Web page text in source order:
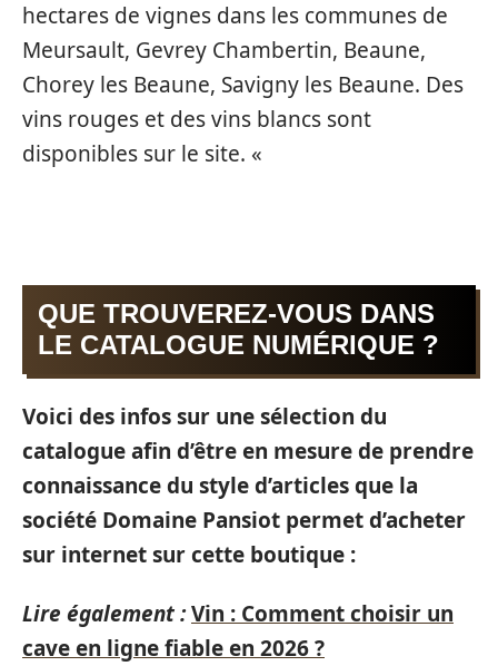
hectares de vignes dans les communes de
Meursault, Gevrey Chambertin, Beaune,
Chorey les Beaune, Savigny les Beaune. Des
vins rouges et des vins blancs sont
disponibles sur le site. «
QUE TROUVEREZ-VOUS DANS
LE CATALOGUE NUMÉRIQUE ?
Voici des infos sur une sélection du
catalogue afin d’être en mesure de prendre
connaissance du style d’articles que la
société Domaine Pansiot permet d’acheter
sur internet sur cette boutique :
Lire également :Vin : Comment choisir un
cave en ligne fiable en 2026 ?